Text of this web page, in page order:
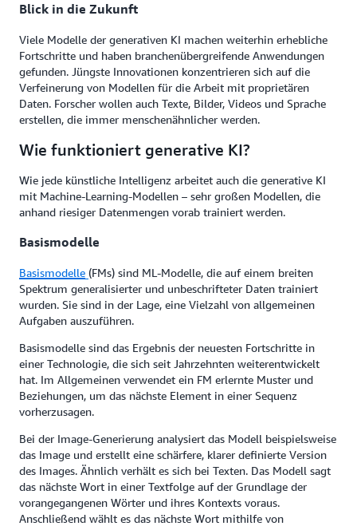
Blick in die Zukunft
Viele Modelle der generativen KI machen weiterhin erhebliche
Fortschritte und haben branchenübergreifende Anwendungen
gefunden. Jüngste Innovationen konzentrieren sich auf die
Verfeinerung von Modellen für die Arbeit mit proprietären
Daten. Forscher wollen auch Texte, Bilder, Videos und Sprache
erstellen, die immer menschenähnlicher werden.
Wie funktioniert generative KI?
Wie jede künstliche Intelligenz arbeitet auch die generative KI
mit Machine-Learning-Modellen – sehr großen Modellen, die
anhand riesiger Datenmengen vorab trainiert werden.
Basismodelle
Basismodelle (FMs) sind ML-Modelle, die auf einem breiten
Spektrum generalisierter und unbeschrifteter Daten trainiert
wurden. Sie sind in der Lage, eine Vielzahl von allgemeinen
Aufgaben auszuführen.
Basismodelle sind das Ergebnis der neuesten Fortschritte in
einer Technologie, die sich seit Jahrzehnten weiterentwickelt
hat. Im Allgemeinen verwendet ein FM erlernte Muster und
Beziehungen, um das nächste Element in einer Sequenz
vorherzusagen.
Bei der Image-Generierung analysiert das Modell beispielsweise
das Image und erstellt eine schärfere, klarer definierte Version
des Images. Ähnlich verhält es sich bei Texten. Das Modell sagt
das nächste Wort in einer Textfolge auf der Grundlage der
vorangegangenen Wörter und ihres Kontexts voraus.
Anschließend wählt es das nächste Wort mithilfe von